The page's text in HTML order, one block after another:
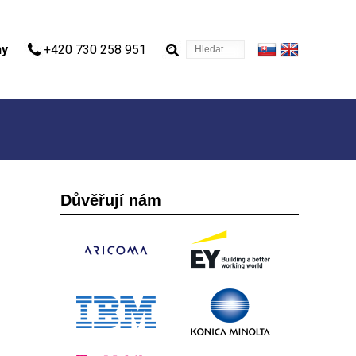
Hledat
+420 730 258 951
Důvěřují nám